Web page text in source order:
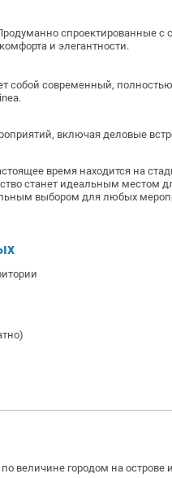
спроектированные
и элегантности.
собой современный,
включая деловые
время находится на
станет идеальным
выбором для любых
величине городом на острове